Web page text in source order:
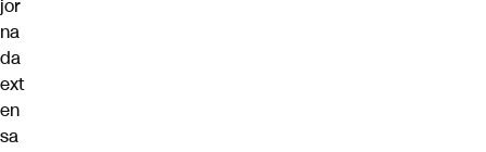
jor
na
da
ext
en
sa